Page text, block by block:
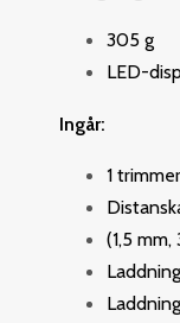
305 g
LED-
Ingår:
1
(1,5